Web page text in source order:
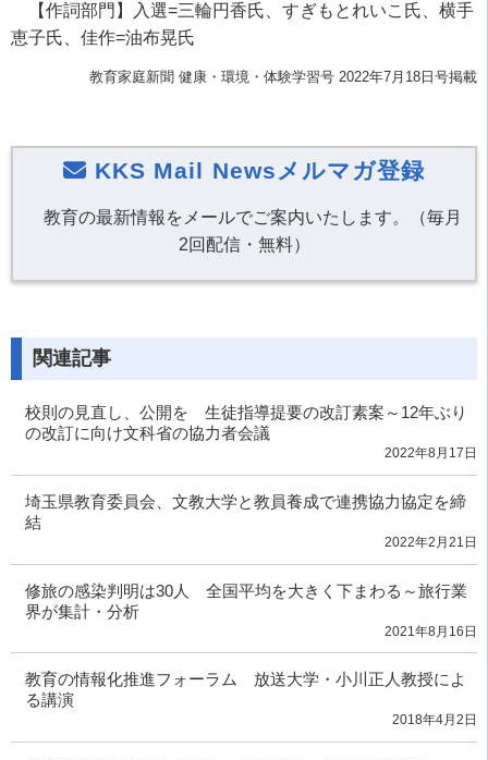
【作詞部門】入選=三輪円香氏、すぎもとれいこ氏、横手
恵子氏、佳作=油布晃氏
教育家庭新聞 健康・環境・体験学習号 2022年7月18日号掲載
KKS Mail Newsメルマガ登録
教育の最新情報をメールでご案内いたします。（毎月
2回配信・無料）
関連記事
校則の見直し、公開を 生徒指導提要の改訂素案～12年ぶり
の改訂に向け文科省の協力者会議
2022年8月17日
埼玉県教育委員会、文教大学と教員養成で連携協力協定を締
結
2022年2月21日
修旅の感染判明は30人 全国平均を大きく下まわる～旅行業
界が集計・分析
2021年8月16日
教育の情報化推進フォーラム 放送大学・小川正人教授によ
る講演
2018年4月2日